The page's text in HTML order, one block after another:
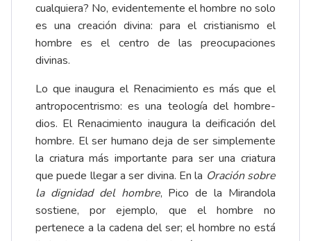
cualquiera? No, evidentemente el hombre no solo
es una creación divina: para el cristianismo el
hombre es el centro de las preocupaciones
divinas.
Lo que inaugura el Renacimiento es más que el
antropocentrismo: es una teología del hombre-
dios. El Renacimiento inaugura la deificación del
hombre. El ser humano deja de ser simplemente
la criatura más importante para ser una criatura
que puede llegar a ser divina. En la Oración sobre
la dignidad del hombre, Pico de la Mirandola
sostiene, por ejemplo, que el hombre no
pertenece a la cadena del ser; el hombre no está